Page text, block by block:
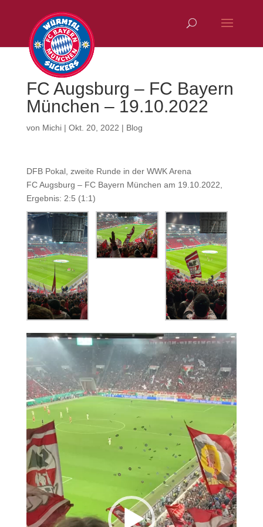
FC Augsburg – FC Bayern
München – 19.10.2022
von Michi| Okt. 20, 2022 | Blog
DFB Pokal, zweite Runde in der WWK Arena
FC Augsburg – FC Bayern München am 19.10.2022,
Ergebnis: 2:5 (1:1)
Video-